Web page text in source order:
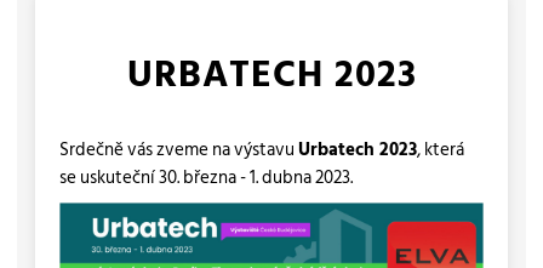
URBATECH 2023
Srdečně vás zveme na výstavuUrbatech 2023, která
se uskuteční 30. března - 1. dubna 2023.